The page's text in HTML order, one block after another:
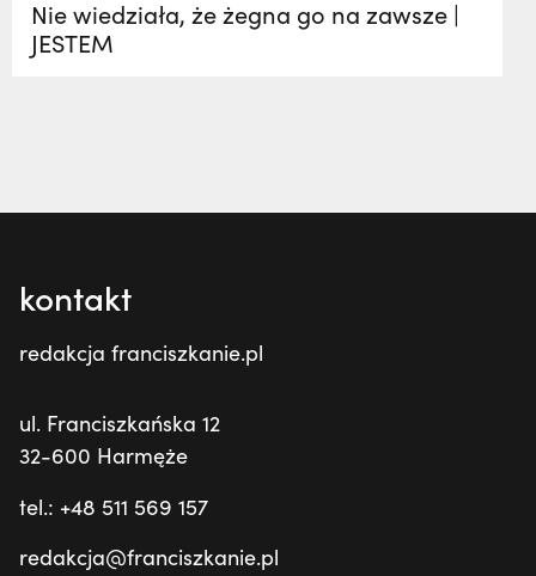
Nie wiedziała, że żegna go na zawsze |
JESTEM
kontakt
redakcja franciszkanie.pl
ul. Franciszkańska 12
32-600 Harmęże
tel.: +48 511 569 157
redakcja@franciszkanie.pl